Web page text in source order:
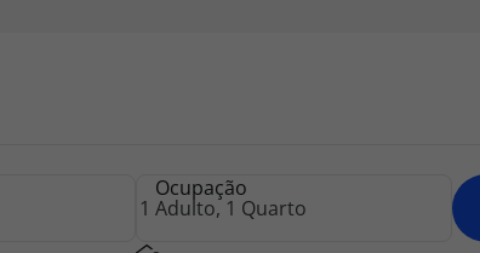
Ocupação